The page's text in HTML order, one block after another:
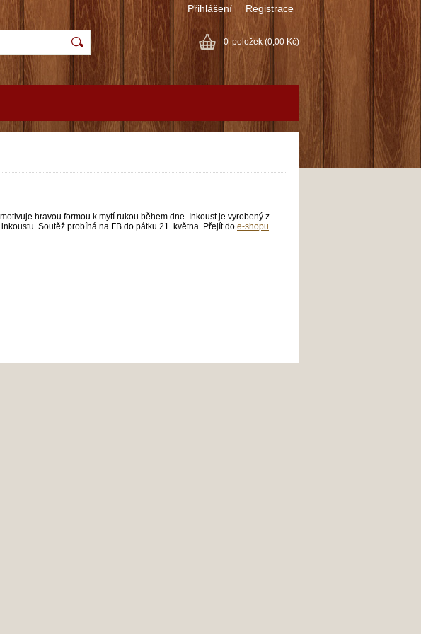
Přihlášení Registrace
0 položek (0,00 Kč)
hravou formou k mytí rukou během dne. Inkoust je vyrobený z
Soutěž probíhá na FB do pátku 21. května. Přejít do e-shopu